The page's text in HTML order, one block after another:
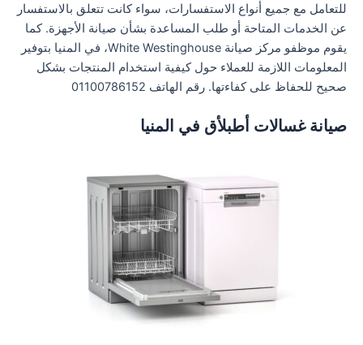
للتعامل مع جميع أنواع الاستفسارات، سواء كانت تتعلق بالاستفسار
عن الخدمات المتاحة أو طلب المساعدة بشأن صيانة الأجهزة. كما
يقوم موظفو مركز صيانة White Westinghouse، في المنيا بتوفير
المعلومات اللازمة للعملاء حول كيفية استخدام المنتجات بشكل
صحيح للحفاظ على كفاءتها. رقم الهاتف 01100786152
صيانة غسالات أطبلأق في المنيا